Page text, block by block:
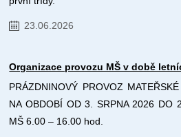
23.06.2026
Organizace provozu MŠ v době
PRÁZDNINOVÝ PROVOZ
NA OBDOBÍ OD 3. SRPNA 2026 DO
MŠ 6.00 – 16.00 hod.